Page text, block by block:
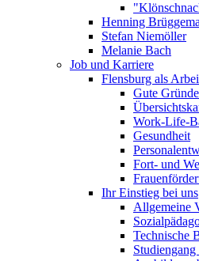
Henning
Stefan Niemöller
Melanie Bach
Job und Karriere
Flensburg als
Gute
Work-Life-
Gesundheit
Fort- und
Ihr Einstieg bei uns
Allgemeine
Technische